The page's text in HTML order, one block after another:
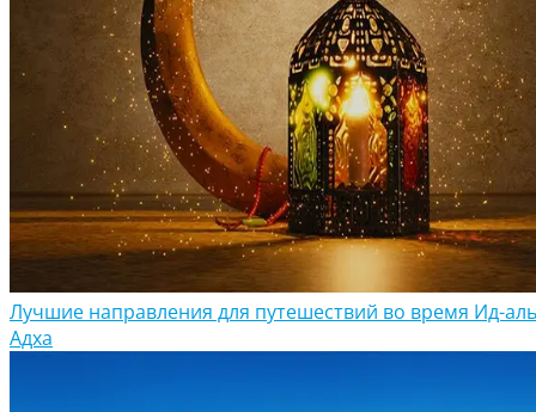
Лучшие направления для путешествий во время Ид-
Адха